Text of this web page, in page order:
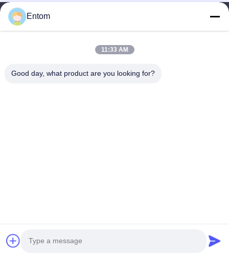
tiempo.
© 2026 Shanghai OTW Hardware OnTheWay Co., Ltd. All Rights Reserved.
Entom
11:33 AM
Good day, what product are you looking for?